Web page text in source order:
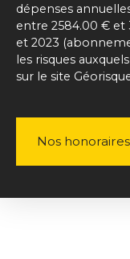
dépenses
entre 2584.00 € et
et 2023
les risques
sur le site
Nos honoraires